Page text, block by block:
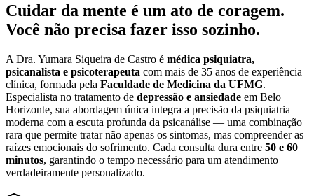
Cuidar da mente é um ato de coragem.
Você não precisa fazer isso sozinho.
A Dra. Yumara Siqueira de Castro é médica psiquiatra,
psicanalista e psicoterapeuta com mais de 35 anos de experiência
clínica, formada pela Faculdade de Medicina da UFMG.
Especialista no tratamento de depressão e ansiedade em Belo
Horizonte, sua abordagem única integra a precisão da psiquiatria
moderna com a escuta profunda da psicanálise — uma combinação
rara que permite tratar não apenas os sintomas, mas compreender as
raízes emocionais do sofrimento. Cada consulta dura entre 50 e 60
minutos, garantindo o tempo necessário para um atendimento
verdadeiramente personalizado.